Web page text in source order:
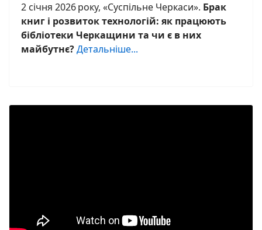
2 січня 2026 року, «Суспільне Черкаси». Брак
книг і розвиток технологій: як працюють
бібліотеки Черкащини та чи є в них
майбутнє?Детальніше...